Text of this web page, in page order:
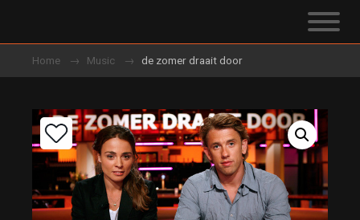
Home Music de zomer draait door